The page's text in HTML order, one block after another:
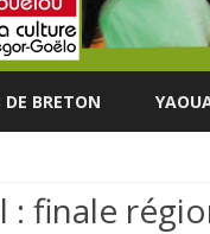
DE BRETON
: finale